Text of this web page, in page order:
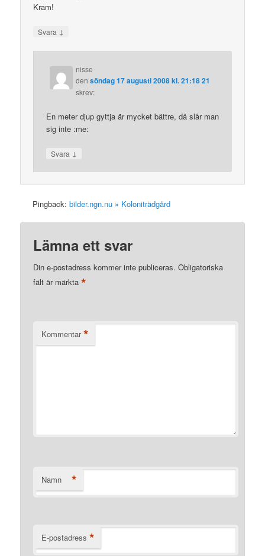
Kram!
Svara ↓
nisse
densöndag 17 augusti 2008 kl. 21:18 21
skrev:
En meter djup gyttja är mycket bättre, då slår man
sig inte :me:
Svara ↓
Pingback:bilder.ngn.nu » Koloniträdgård
Lämna ett svar
Din e-postadress kommer inte publiceras. Obligatoriska
fält är märkta*
Kommentar *
Namn *
E-postadress *